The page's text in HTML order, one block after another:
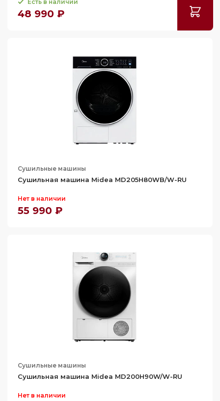
Есть в наличии
48 990 ₽
Сушильные машины
Сушильная машина Midea MD205H80WB/W-RU
Нет в наличии
55 990 ₽
Сушильные машины
Сушильная машина Midea MD200H90W/W-RU
Нет в наличии